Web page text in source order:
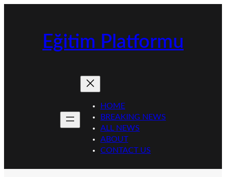
Eğitim Platformu
HOME
BREAKING NEWS
ALL NEWS
ABOUT
CONTACT US